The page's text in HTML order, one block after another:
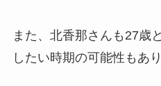
また、北香那さんも27歳
したい時期の可能性もあり